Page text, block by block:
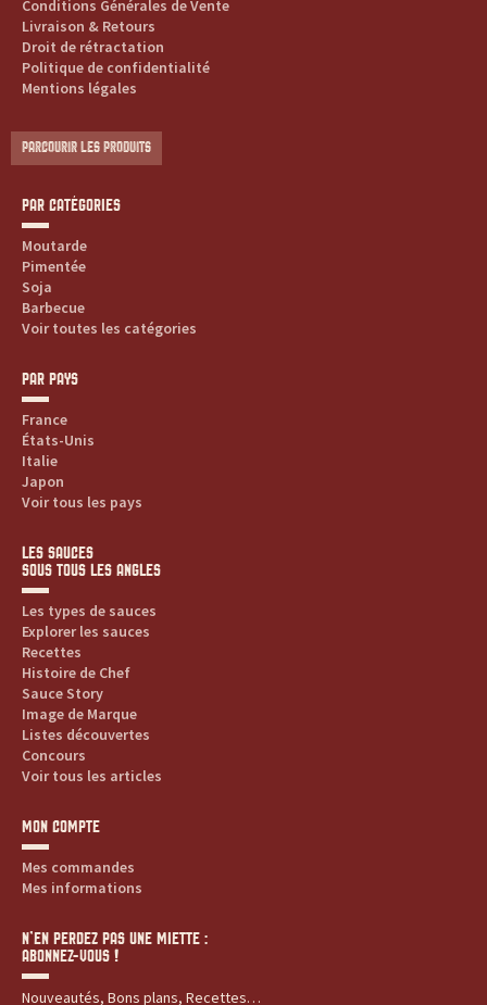
Conditions Générales de Vente
Livraison & Retours
Droit de rétractation
Politique de confidentialité
Mentions légales
PARCOURIR LES PRODUITS
PAR CATÉGORIES
Moutarde
Pimentée
Soja
Barbecue
Voir toutes les catégories
PAR PAYS
France
États-Unis
Italie
Japon
Voir tous les pays
LES SAUCES
SOUS TOUS LES ANGLES
Les types de sauces
Explorer les sauces
Recettes
Histoire de Chef
Sauce Story
Image de Marque
Listes découvertes
Concours
Voir tous les articles
MON COMPTE
Mes commandes
Mes informations
N’EN PERDEZ PAS UNE MIETTE :
ABONNEZ-VOUS !
Nouveautés, Bons plans, Recettes…